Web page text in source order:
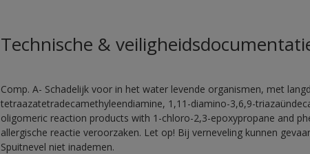
Technische &
Comp. A- Schadelijk voor in het water levende organismen, met
tetraazatetradecamethyleendiamine, 1,11-diamino-3,6,9-
oligomeric reaction products with 1-chloro-2,3-epoxypropane and
allergische reactie veroorzaken. Let op! Bij verneveling kunnen
Spuitnevel niet inademen.